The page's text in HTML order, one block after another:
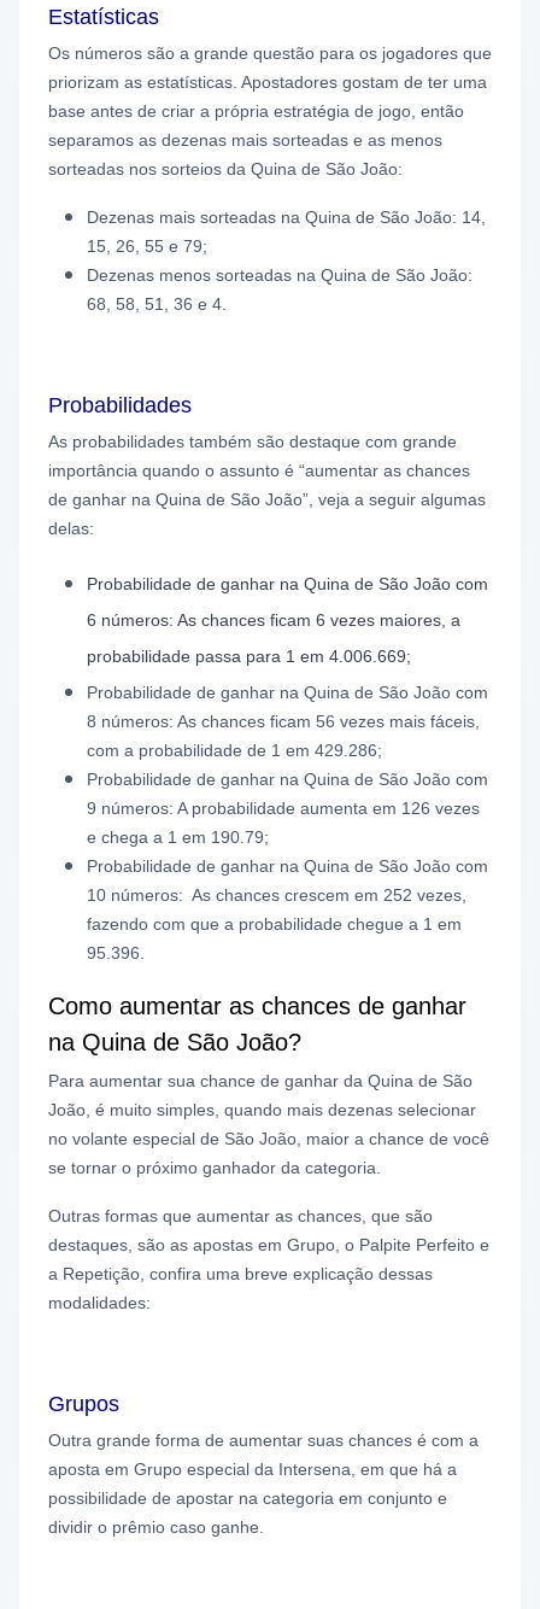
Estatísticas
Os números são a grande questão para os jogadores que
priorizam as estatísticas. Apostadores gostam de ter uma
base antes de criar a própria estratégia de jogo, então
separamos as dezenas mais sorteadas e as menos
sorteadas nos sorteios da Quina de São João:
Dezenas mais sorteadas na Quina de São João: 14,
15, 26, 55 e 79;
Dezenas menos sorteadas na Quina de São João:
68, 58, 51, 36 e 4
Probabilidades
As probabilidades também são destaque com grande
importância quando o assunto é “aumentar as chances
de ganhar na Quina de São João”, veja a seguir algumas
delas:
Probabilidade de ganhar na Quina de São João com
6 números: As chances ficam 6 vezes maiores, a
probabilidade passa para 1 em 4.006.669;
Probabilidade de ganhar na Quina de São João com
8 números: As chances ficam 56 vezes mais fáceis,
com a probabilidade de 1 em 429.286;
Probabilidade de ganhar na Quina de São João com
9 números: A probabilidade aumenta em 126 vezes
e chega a 1 em 190.79;
Probabilidade de ganhar na Quina de São João com
10 números: As chances crescem em 252 vezes,
fazendo com que a probabilidade chegue a 1 em
95.396.
Como aumentar as chances de ganhar
na Quina de São João?
Para aumentar sua chance de ganhar da Quina de São
João, é muito simples, quando mais dezenas selecionar
no volante especial de São João, maior a chance de você
se tornar o próximo ganhador da categoria.
Outras formas que aumentar as chances, que são
destaques, são as apostas em Grupo , o Palpite Perfeito e
a Repetição, confira uma breve explicação dessas
modalidades:
Grupos
Outra grande forma de aumentar suas chances é com a
aposta em Grupo especial da Intersena, em que há a
possibilidade de apostar na categoria em conjunto e
dividir o prêmio caso ganhe.